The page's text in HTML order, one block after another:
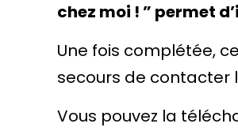
chez moi ! ” permet
Une fois complétée,
secours de contacter
Vous pouvez la